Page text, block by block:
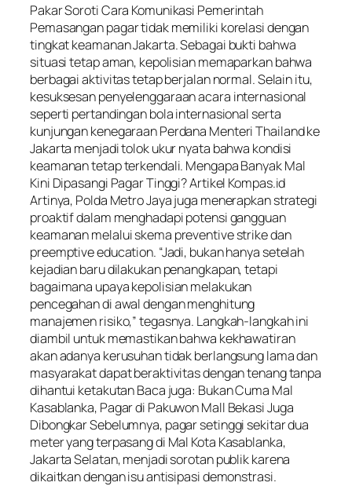
Pakar Soroti Cara Komunikasi Pemerintah
Pemasangan pagar tidak memiliki korelasi dengan
tingkat keamanan Jakarta. Sebagai bukti bahwa
situasi tetap aman, kepolisian memaparkan bahwa
berbagai aktivitas tetap berjalan normal. Selain itu,
kesuksesan penyelenggaraan acara internasional
seperti pertandingan bola internasional serta
kunjungan kenegaraan Perdana Menteri Thailand ke
Jakarta menjadi tolok ukur nyata bahwa kondisi
keamanan tetap terkendali. Mengapa Banyak Mal
Kini Dipasangi Pagar Tinggi? Artikel Kompas.id
Artinya, Polda Metro Jaya juga menerapkan strategi
proaktif dalam menghadapi potensi gangguan
keamanan melalui skema preventive strike dan
preemptive education. “Jadi, bukan hanya setelah
kejadian baru dilakukan penangkapan, tetapi
bagaimana upaya kepolisian melakukan
pencegahan di awal dengan menghitung
manajemen risiko,” tegasnya. Langkah-langkah ini
diambil untuk memastikan bahwa kekhawatiran
akan adanya kerusuhan tidak berlangsung lama dan
masyarakat dapat beraktivitas dengan tenang tanpa
dihantui ketakutan Baca juga: Bukan Cuma Mal
Kasablanka, Pagar di Pakuwon Mall Bekasi Juga
Dibongkar Sebelumnya, pagar setinggi sekitar dua
meter yang terpasang di Mal Kota Kasablanka,
Jakarta Selatan, menjadi sorotan publik karena
dikaitkan dengan isu antisipasi demonstrasi.